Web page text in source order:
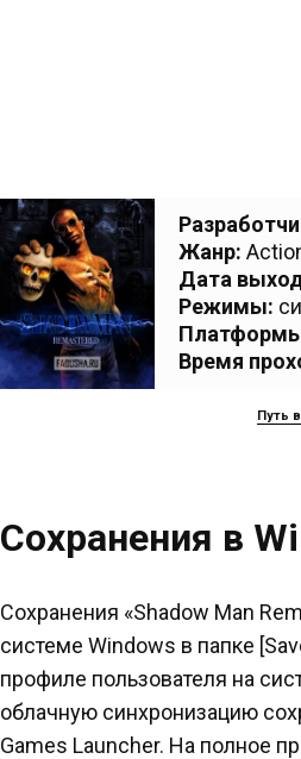
Жанр:
Дата
Режимы:
Время
Путь
Сохранения в
Сохранения «Shadow Man
системе Windows в папке
профиле пользователя на
облачную синхронизацию
Games Launcher. На полное